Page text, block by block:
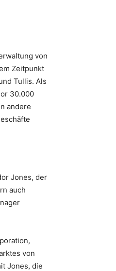
von
Zeitpunkt
Tullis. Als
30.000
andere
Jones, der
auch
von
Jones, die